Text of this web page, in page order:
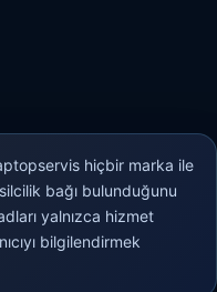
hiçbir marka ile
bağı bulunduğunu
yalnızca hizmet
bilgilendirmek